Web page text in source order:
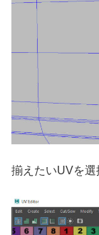
揃えたいUVを選